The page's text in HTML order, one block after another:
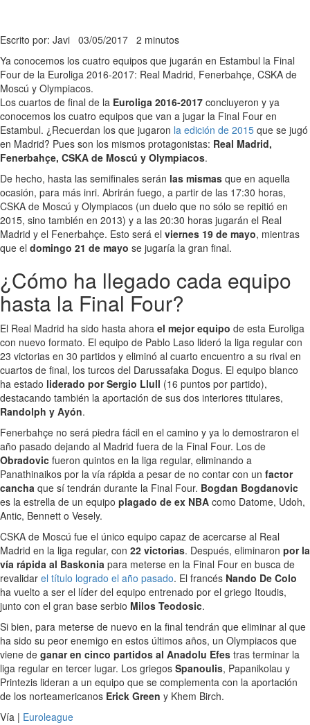
Escrito por: Javi 03/05/2017 2 minutos
Ya conocemos los cuatro equipos que jugarán en Estambul la Final
Four de la Euroliga 2016-2017: Real Madrid, Fenerbahçe, CSKA de
Moscú y Olympiacos.
Los cuartos de final de la Euroliga 2016-2017 concluyeron y ya
conocemos los cuatro equipos que van a jugar la Final Four en
Estambul. ¿Recuerdan los que jugaron la edición de 2015 que se jugó
en Madrid? Pues son los mismos protagonistas: Real Madrid,
Fenerbahçe, CSKA de Moscú y Olympiacos.
De hecho, hasta las semifinales serán las mismas que en aquella
ocasión, para más inri. Abrirán fuego, a partir de las 17:30 horas,
CSKA de Moscú y Olympiacos (un duelo que no sólo se repitió en
2015, sino también en 2013) y a las 20:30 horas jugarán el Real
Madrid y el Fenerbahçe. Esto será el viernes 19 de mayo, mientras
que el domingo 21 de mayo se jugaría la gran final.
¿Cómo ha llegado cada equipo
hasta la Final Four?
El Real Madrid ha sido hasta ahora el mejor equipo de esta Euroliga
con nuevo formato. El equipo de Pablo Laso lideró la liga regular con
23 victorias en 30 partidos y eliminó al cuarto encuentro a su rival en
cuartos de final, los turcos del Darussafaka Dogus. El equipo blanco
ha estado liderado por Sergio Llull (16 puntos por partido),
destacando también la aportación de sus dos interiores titulares,
Randolph y Ayón.
Fenerbahçe no será piedra fácil en el camino y ya lo demostraron el
año pasado dejando al Madrid fuera de la Final Four. Los de
Obradovic fueron quintos en la liga regular, eliminando a
Panathinaikos por la vía rápida a pesar de no contar con un factor
cancha que sí tendrán durante la Final Four. Bogdan Bogdanovic
es la estrella de un equipo plagado de ex NBA como Datome, Udoh,
Antic, Bennett o Vesely.
CSKA de Moscú fue el único equipo capaz de acercarse al Real
Madrid en la liga regular, con 22 victorias. Después, eliminaron por la
vía rápida al Baskonia para meterse en la Final Four en busca de
revalidar el título logrado el año pasado. El francés Nando De Colo
ha vuelto a ser el líder del equipo entrenado por el griego Itoudis,
junto con el gran base serbio Milos Teodosic.
Si bien, para meterse de nuevo en la final tendrán que eliminar al que
ha sido su peor enemigo en estos últimos años, un Olympiacos que
viene de ganar en cinco partidos al Anadolu Efes tras terminar la
liga regular en tercer lugar. Los griegos Spanoulis, Papanikolau y
Printezis lideran a un equipo que se complementa con la aportación
de los norteamericanos Erick Green y Khem Birch.
Vía | Euroleague